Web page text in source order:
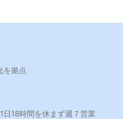
を拠点
1日18時間を休まず週７営業